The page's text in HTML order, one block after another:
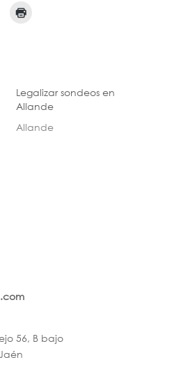
Legalizar sondeos en
Allande
Allande
56, B bajo